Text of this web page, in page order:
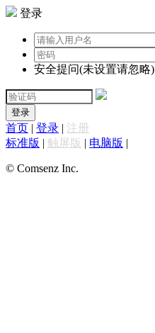
登录
安全提问(未设置请忽略)
登录
首页 | 登录 | 注册
标准版 | 触屏版 | 电脑版 |
© Comsenz Inc.